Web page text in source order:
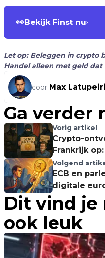
👀Bekijk Finst nu›
Let op: Beleggen in crypto
Handel alleen met geld dat
door Max
Ga verder
Vorig artikel
Crypto-
Frankrijk
Volgend
ECB en
digitale
Dit vind je
ook leuk